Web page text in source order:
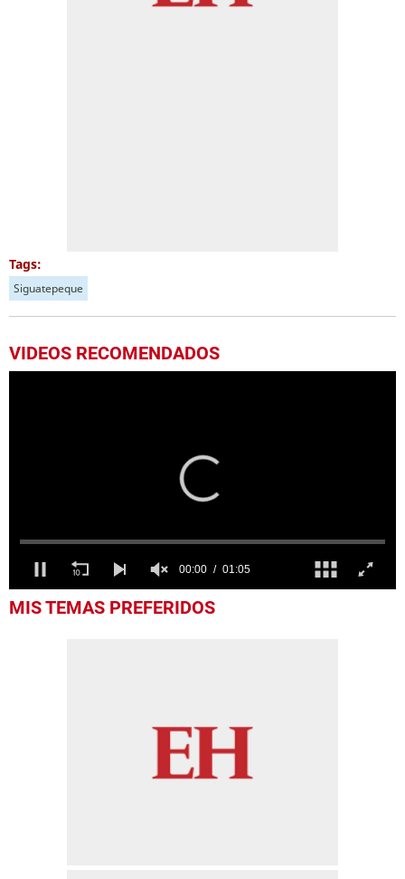
Tags:
Siguatepeque
VIDEOS RECOMENDADOS
seconds
MIS TEMAS PREFERIDOS